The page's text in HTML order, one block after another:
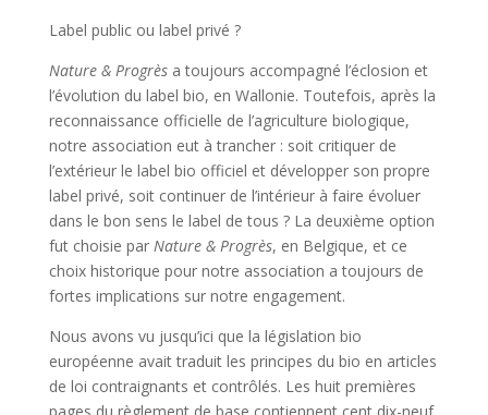
Label public ou label privé ?
Nature & Progrèsa toujours accompagné l’éclosion et
l’évolution du label bio, en Wallonie. Toutefois, après la
reconnaissance officielle de l’agriculture biologique,
notre association eut à trancher : soit critiquer de
l’extérieur le label bio officiel et développer son propre
label privé, soit continuer de l’intérieur à faire évoluer
dans le bon sens le label de tous ? La deuxième option
fut choisie par Nature & Progrès, en Belgique, et ce
choix historique pour notre association a toujours de
fortes implications sur notre engagement.
Nous avons vu jusqu’ici que la législation bio
européenne avait traduit les principes du bio en articles
de loi contraignants et contrôlés. Les huit premières